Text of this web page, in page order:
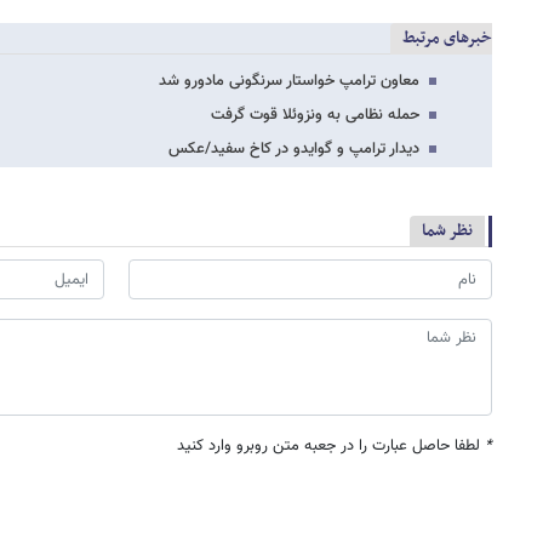
خبرهای مرتبط
معاون ترامپ خواستار سرنگونی مادورو شد
حمله نظامی به ونزوئلا قوت گرفت
دیدار ترامپ و گوایدو در کاخ سفید/عکس
نظر شما
* لطفا حاصل عبارت را در جعبه متن روبرو وارد کنید